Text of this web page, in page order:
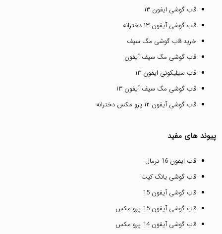
قاب گوشی ایفون ۱۳
قاب گوشی آیفون ۱۳ دخترانه
خرید قاب گوشی مگ سیف
قاب گوشی مگ سیف آیفون
قاب سیلیکونی ایفون ۱۳
قاب گوشی مگ سیف آیفون ۱۳
قاب گوشی آیفون ۱۲ پرو مکس دخترانه
پیوند های مفید
قاب ایفون 16 نرمال
قاب گوشی یانگ کیت
قاب گوشی آیفون 15
قاب گوشی آیفون 15 پرو مکس
قاب گوشی آیفون 14 پرو مکس